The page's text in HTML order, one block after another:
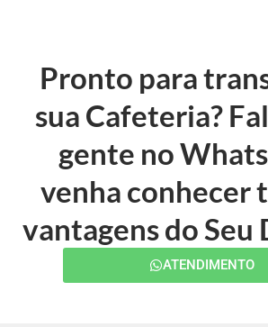
Pronto para
sua Cafeteria?
gente no
venha conhecer
vantagens do Seu
ATENDIMENTO